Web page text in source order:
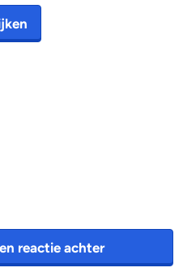
reactie achter